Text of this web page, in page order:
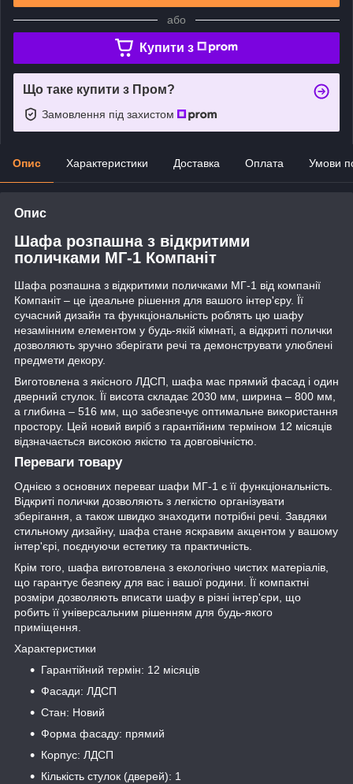
або
Купити з
Що таке купити з Пром?
Замовлення під захистом
Опис Характеристики Доставка Оплата Умови
Опис
Шафа розпашна з відкритими
поличками МГ-1 Компаніт
Шафа розпашна з відкритими поличками МГ-1 від компанії
Компаніт – це ідеальне рішення для вашого інтер'єру. Її
сучасний дизайн та функціональність роблять цю шафу
незамінним елементом у будь-якій кімнаті, а відкриті полички
дозволяють зручно зберігати речі та демонструвати улюблені
предмети декору.
Виготовлена з якісного ЛДСП, шафа має прямий фасад і один
дверний стулок. Її висота складає 2030 мм, ширина – 800 мм,
а глибина – 516 мм, що забезпечує оптимальне використання
простору. Цей новий виріб з гарантійним терміном 12 місяців
відзначається високою якістю та довговічністю.
Переваги товару
Однією з основних переваг шафи МГ-1 є її функціональність.
Відкриті полички дозволяють з легкістю організувати
зберігання, а також швидко знаходити потрібні речі. Завдяки
стильному дизайну, шафа стане яскравим акцентом у вашому
інтер'єрі, поєднуючи естетику та практичність.
Крім того, шафа виготовлена з екологічно чистих матеріалів,
що гарантує безпеку для вас і вашої родини. Її компактні
розміри дозволяють вписати шафу в різні інтер'єри, що
робить її універсальним рішенням для будь-якого
приміщення.
Характеристики
Гарантійний термін: 12 місяців
Фасади: ЛДСП
Стан: Новий
Форма фасаду: прямий
Корпус: ЛДСП
Кількість стулок (дверей): 1